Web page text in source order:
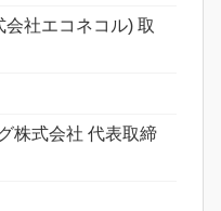
社エコネコル) 取
株式会社 代表取締